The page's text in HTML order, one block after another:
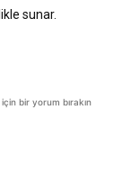
sunar.
için bir yorum bırakın